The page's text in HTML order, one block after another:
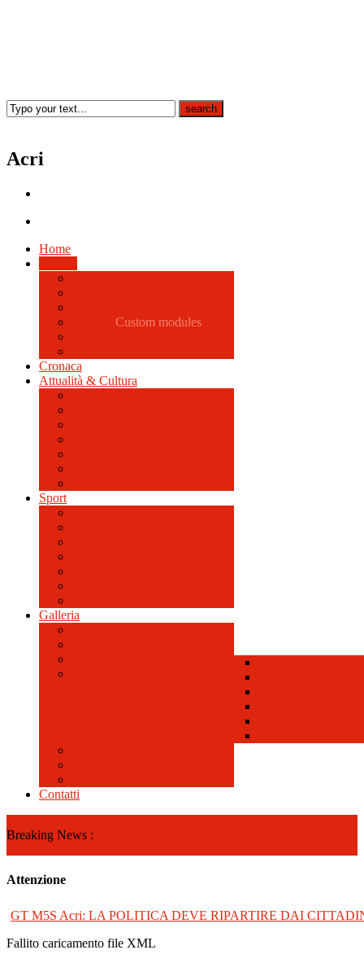
Acri
Home
Custom modules
Cronaca
Attualità & Cultura
Sport
Galleria
Contatti
Breaking News :
GT M5S Acri: LA POLITICA DEVE RIPARTIRE DAI
Attenzione
Fallito caricamento file XML